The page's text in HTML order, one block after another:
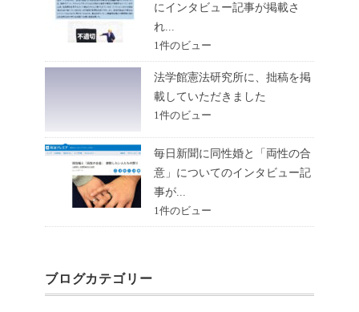
にインタビュー記事が掲載さ
れ...
1件のビュー
法学館憲法研究所に、拙稿を掲
載していただきました
1件のビュー
毎日新聞に同性婚と「両性の合
意」についてのインタビュー記
事が...
1件のビュー
ブログカテゴリー